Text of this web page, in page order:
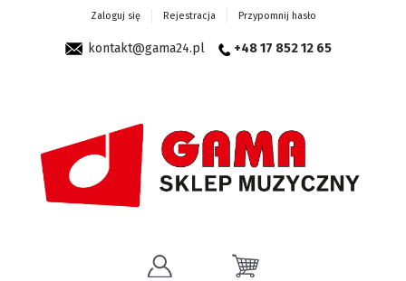
Zaloguj się Rejestracja Przypomnij hasło
kontakt@gama24.pl +48 17 852 12 65